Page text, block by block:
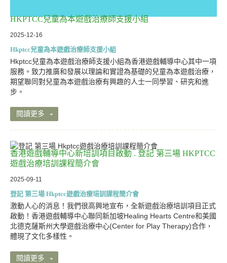
HKPTCC兒童為本遊戲治療師支援小組
2025-12-16
Hkptcc兒童為本遊戲治療師支援小組
Hkptcc兒童為本遊戲治療師支援小組為香港遊戲輔導中心其中一項
服務。致力推廣和發展以理論和實證為基礎的兒童為本遊戲治療，
期望聯同對兒童為本遊戲治療有興趣的人士一同學習、研究和進
步。
閱讀更多
香港遊戲輔導中心新培訓項目啟動 . 登記 第三場 HKPTCC
遊戲治療培訓課程簡介會
2025-09-11
登記 第三場 Hkptcc遊戲治療培訓課程簡介會
激動人心的消息！我們很高興地宣布，全新遊戲治療培訓項目正式
啟動！香港遊戲輔導中心聯同新加坡Healing Hearts Centre和美國
北德克薩斯州大學遊戲治療中心(Center for Play Therapy)合作，
體現了文化多樣性。
閱讀更多